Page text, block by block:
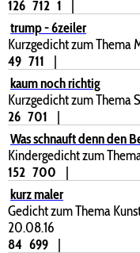
126 712 1
trump - 6zeiler
Kurzgedicht zum Thema
49 711
|
kaum noch richtig
Kurzgedicht zum Thema
26 701
|
Was schnauft denn den
Kindergedicht zum
152 700
|
kurz maler
Gedicht zum Thema
20.08.16
84 699
|